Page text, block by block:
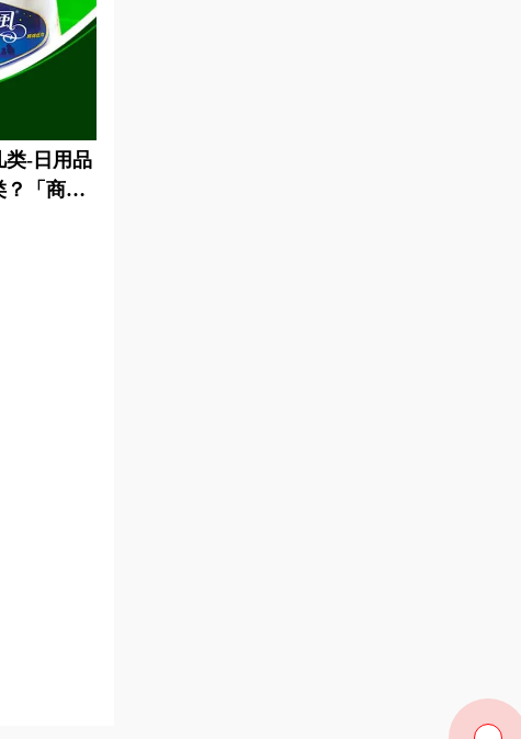
类-日用品
？「商标